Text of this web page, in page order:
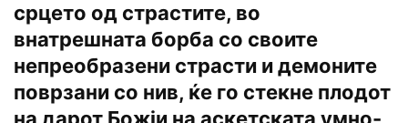
срцето од страстите, во
внатрешната борба со своите
непреобразени страсти и демоните
поврзани со нив, ќе го стекне плодот